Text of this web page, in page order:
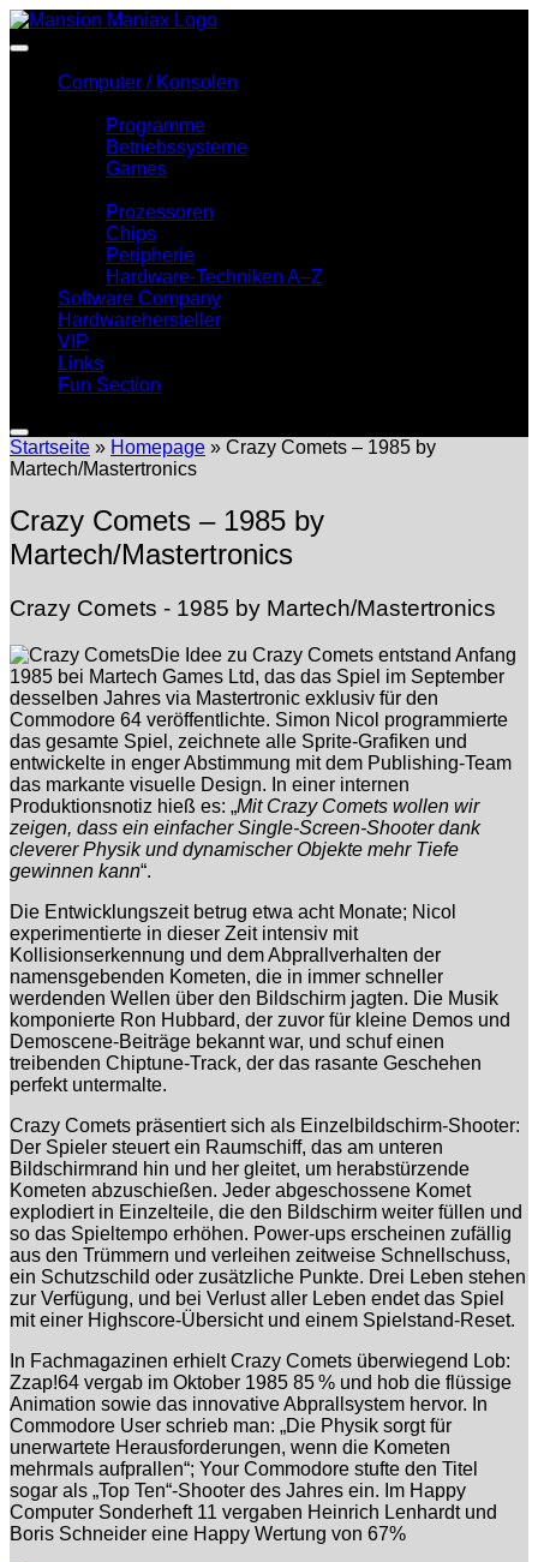
Zum
Inhalt
Computer / Konsolen
Programme
Betriebssysteme
Games
Prozessoren
Chips
Peripherie
Hardware-Techniken A–Z
Software Company
Hardwarehersteller
VIP
Links
Fun Section
Startseite » Homepage » Crazy Comets – 1985 by
Martech/Mastertronics
Crazy Comets – 1985 by
Martech/Mastertronics
Crazy Comets - 1985 by Martech/Mastertronics
Die Idee zu Crazy Comets entstand Anfang
1985 bei Martech Games Ltd, das das Spiel im September
desselben Jahres via Mastertronic exklusiv für den
Commodore 64 veröffentlichte. Simon Nicol programmierte
das gesamte Spiel, zeichnete alle Sprite-Grafiken und
entwickelte in enger Abstimmung mit dem Publishing-Team
das markante visuelle Design. In einer internen
Produktionsnotiz hieß es: „Mit Crazy Comets wollen wir
zeigen, dass ein einfacher Single-Screen-Shooter dank
cleverer Physik und dynamischer Objekte mehr Tiefe
gewinnen kann“.
Die Entwicklungszeit betrug etwa acht Monate; Nicol
experimentierte in dieser Zeit intensiv mit
Kollisionserkennung und dem Abprallverhalten der
namensgebenden Kometen, die in immer schneller
werdenden Wellen über den Bildschirm jagten. Die Musik
komponierte Ron Hubbard, der zuvor für kleine Demos und
Demoscene-Beiträge bekannt war, und schuf einen
treibenden Chiptune-Track, der das rasante Geschehen
perfekt untermalte.
Crazy Comets präsentiert sich als Einzelbildschirm-Shooter:
Der Spieler steuert ein Raumschiff, das am unteren
Bildschirmrand hin und her gleitet, um herabstürzende
Kometen abzuschießen. Jeder abgeschossene Komet
explodiert in Einzelteile, die den Bildschirm weiter füllen und
so das Spieltempo erhöhen. Power-ups erscheinen zufällig
aus den Trümmern und verleihen zeitweise Schnellschuss,
ein Schutzschild oder zusätzliche Punkte. Drei Leben stehen
zur Verfügung, und bei Verlust aller Leben endet das Spiel
mit einer Highscore-Übersicht und einem Spielstand-Reset.
In Fachmagazinen erhielt Crazy Comets überwiegend Lob:
Zzap!64 vergab im Oktober 1985 85 % und hob die flüssige
Animation sowie das innovative Abprallsystem hervor. In
Commodore User schrieb man: „Die Physik sorgt für
unerwartete Herausforderungen, wenn die Kometen
mehrmals aufprallen“; Your Commodore stufte den Titel
sogar als „Top Ten“-Shooter des Jahres ein. Im Happy
Computer Sonderheft 11 vergaben Heinrich Lenhardt und
Boris Schneider eine Happy Wertung von 67%